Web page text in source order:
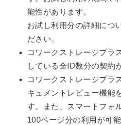
能性があります。
お試し利用分の詳細につ
ださい。
コワークストレージプラ
している全ID数分の契約
コワークストレージプラ
キュメントレビュー機能
す。また、スマートフォ
100ページ分の利用が可能